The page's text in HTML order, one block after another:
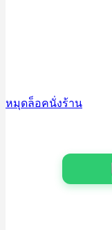
หมุดล็อคนั่งร้าน